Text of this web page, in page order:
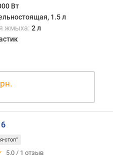
Вт
1.5 л
жмыха: 2 л
стоп"
5.0 / 1 отзыв